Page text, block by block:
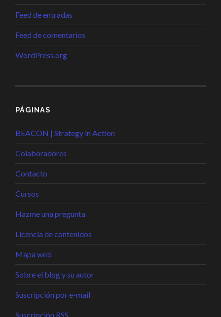
Feed de entradas
Feed de comentarios
WordPress.org
PÁGINAS
BEACON | Strategy in Action
Colaboradores
Contacto
Cursos
Hazme una pregunta
Licencia de contenidos
Mapa web
Sobre el blog y su autor
Suscripción por e-mail
Suscripción RSS